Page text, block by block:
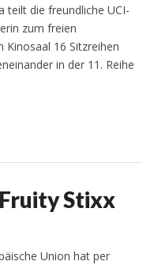
teilt die freundliche UCI-
zum freien
16 Sitzreihen
in der 11. Reihe
Stixx
Union hat per